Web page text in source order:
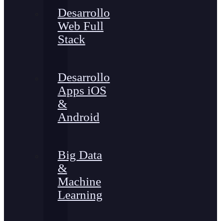
Desarrollo
Web Full
Stack
Desarrollo
Apps iOS
&
Android
Big Data
&
Machine
Learning